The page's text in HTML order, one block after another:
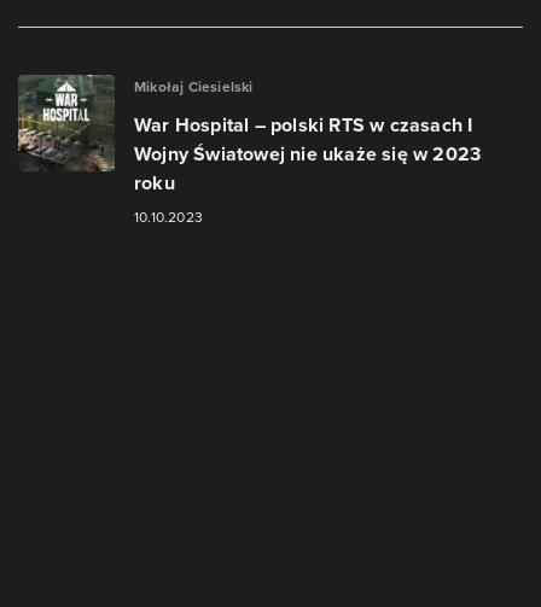
Mikołaj Ciesielski
War Hospital – polski RTS w czasach I
Wojny Światowej nie ukaże się w 2023
roku
10.10.2023